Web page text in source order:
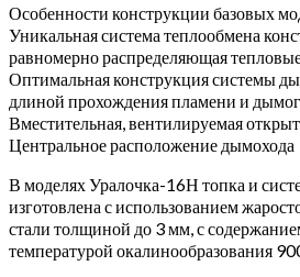
Особенности конструкции базовых
Уникальная система теплообмена
равномерно распределяющая тепловые
Оптимальная конструкция системы
длиной прохождения пламени и
Вместительная, вентилируемая
Центральное расположение дымохода
В моделях Уралочка-16Н топка и
изготовлена с использованием
стали толщиной до 3 мм, с
температурой окалинообразования